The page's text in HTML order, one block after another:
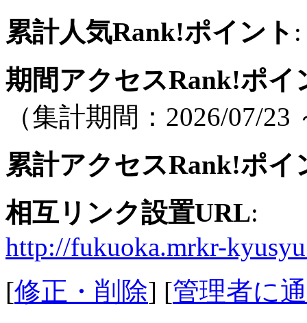
累計人気Rank!ポイント
期間アクセスRank!ポイ
（集計期間：2026/07/23
累計アクセスRank!ポイ
相互リンク設置URL:
http://fukuoka.mrkr-
[修正・削除] [管理者に